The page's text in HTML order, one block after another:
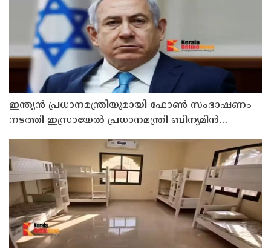
ഇന്ത്യൻ പ്രധാനമന്ത്രിയുമായി ഫോൺ സംഭാഷണം
നടത്തി ഇസ്രായേൽ പ്രധാനമന്ത്രി ബിന‍്യമിൻ